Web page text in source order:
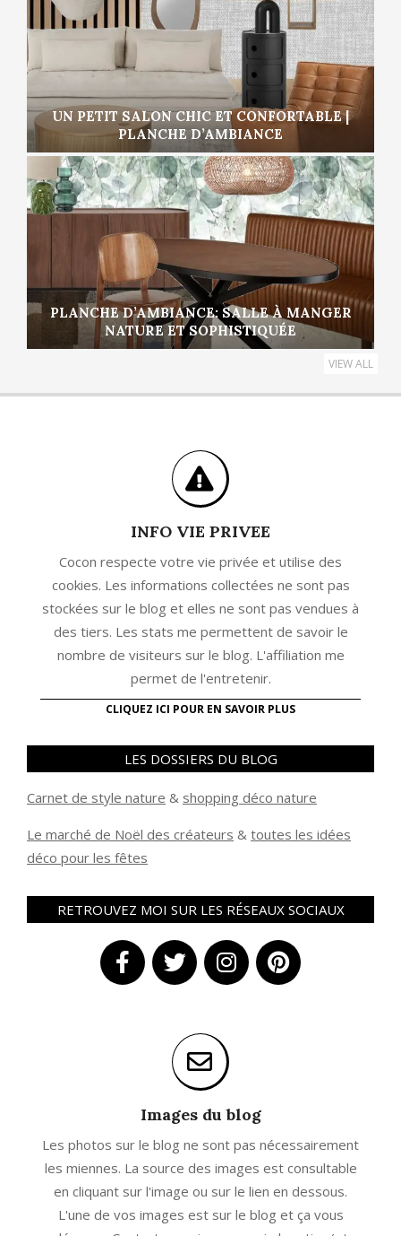
UN PETIT SALON CHIC ET CONFORTABLE |
PLANCHE D’AMBIANCE
PLANCHE D’AMBIANCE: SALLE À MANGER
NATURE ET SOPHISTIQUÉE
VIEW ALL
INFO VIE PRIVEE
Cocon respecte votre vie privée et utilise des
cookies. Les informations collectées ne sont pas
stockées sur le blog et elles ne sont pas vendues à
des tiers. Les stats me permettent de savoir le
nombre de visiteurs sur le blog. L'affiliation me
permet de l'entretenir.
CLIQUEZ ICI POUR EN SAVOIR PLUS
LES DOSSIERS DU BLOG
Carnet de style nature & shopping déco nature
Le marché de Noël des créateurs & toutes les idées
déco pour les fêtes
RETROUVEZ MOI SUR LES RÉSEAUX SOCIAUX
Images du blog
Les photos sur le blog ne sont pas nécessairement
les miennes. La source des images est consultable
en cliquant sur l'image ou sur le lien en dessous.
L'une de vos images est sur le blog et ça vous